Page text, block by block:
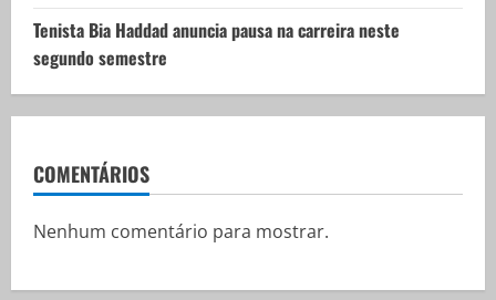
Tenista Bia Haddad anuncia pausa na carreira neste
segundo semestre
COMENTÁRIOS
Nenhum comentário para mostrar.